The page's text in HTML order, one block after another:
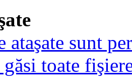
ataşate sunt
toate